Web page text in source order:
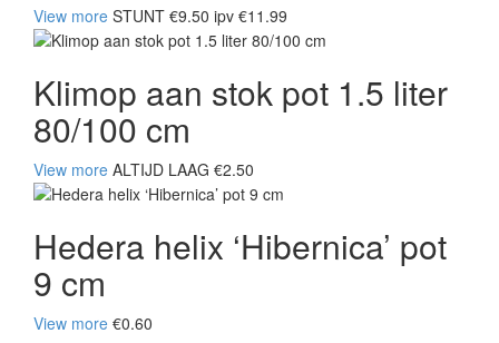
View more STUNT €9.50 ipv €11.99
Klimop aan stok pot 1.5 liter
80/100 cm
View more ALTIJD LAAG €2.50
Hedera helix ‘Hibernica’ pot
9 cm
View more €0.60